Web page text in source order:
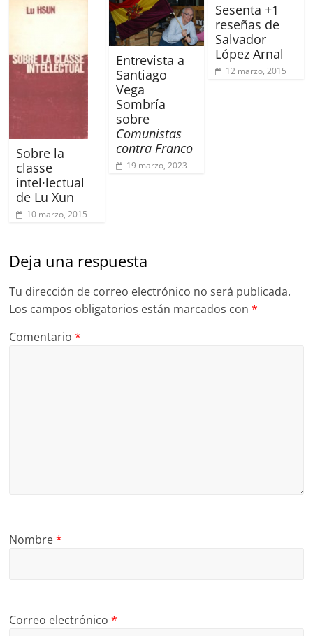
Sobre la
classe
intel·lectual
de Lu Xun
10 marzo, 2015
Entrevista a
Santiago
Vega
Sombría
sobre
Comunistas
contra Franco
19 marzo, 2023
Sesenta +1
reseñas de
Salvador
López Arnal
12 marzo, 2015
Deja una respuesta
Tu dirección de correo electrónico no será publicada.
Los campos obligatorios están marcados con*
Comentario*
Nombre*
Correo electrónico*